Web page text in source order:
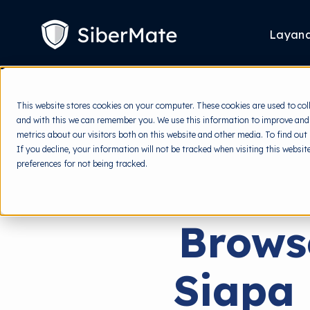
This website stores cookies on your computer. These cookies are used to
and with this we can remember you. We use this information to improve
metrics about our visitors both on this website and other media. To find
If you decline, your information will not be tracked when visiting this
preferences for not being tracked.
CONTENT
Siapa